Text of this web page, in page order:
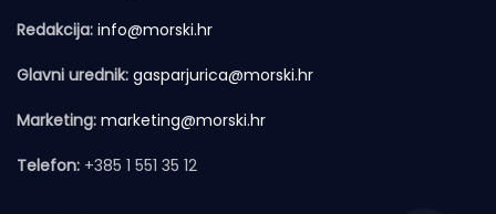
Redakcija: info@morski.hr
Glavni urednik: gasparjurica@morski.hr
Marketing: marketing@morski.hr
Telefon: +385 1 551 35 12